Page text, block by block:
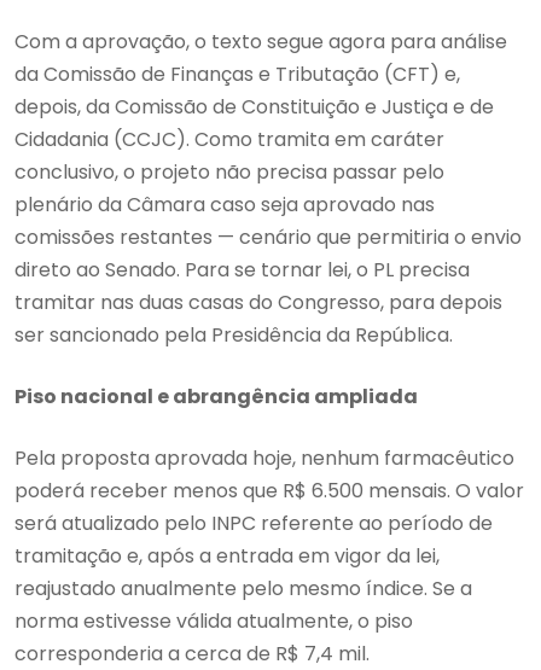
Com a aprovação, o texto segue agora para análise
da Comissão de Finanças e Tributação (CFT) e,
depois, da Comissão de Constituição e Justiça e de
Cidadania (CCJC). Como tramita em caráter
conclusivo, o projeto não precisa passar pelo
plenário da Câmara caso seja aprovado nas
comissões restantes — cenário que permitiria o envio
direto ao Senado. Para se tornar lei, o PL precisa
tramitar nas duas casas do Congresso, para depois
ser sancionado pela Presidência da República.
Piso nacional e abrangência ampliada
Pela proposta aprovada hoje, nenhum farmacêutico
poderá receber menos que R$ 6.500 mensais. O valor
será atualizado pelo INPC referente ao período de
tramitação e, após a entrada em vigor da lei,
reajustado anualmente pelo mesmo índice. Se a
norma estivesse válida atualmente, o piso
corresponderia a cerca de R$ 7,4 mil.